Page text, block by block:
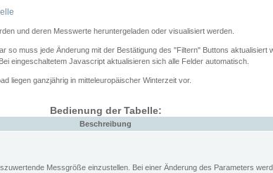
und deren Messwerte heruntergeladen oder visualisiert werden.
so muss jede Änderung mit der Bestätigung des "Filtern" Buttons aktualisiert
eingeschaltetem Javascript aktualisieren sich alle Felder automatisch.
liegen ganzjährig in mitteleuropäischer Winterzeit vor.
Bedienung der Tabelle:
Beschreibung
Messgröße einzustellen. Bei einer Änderung des Parameters